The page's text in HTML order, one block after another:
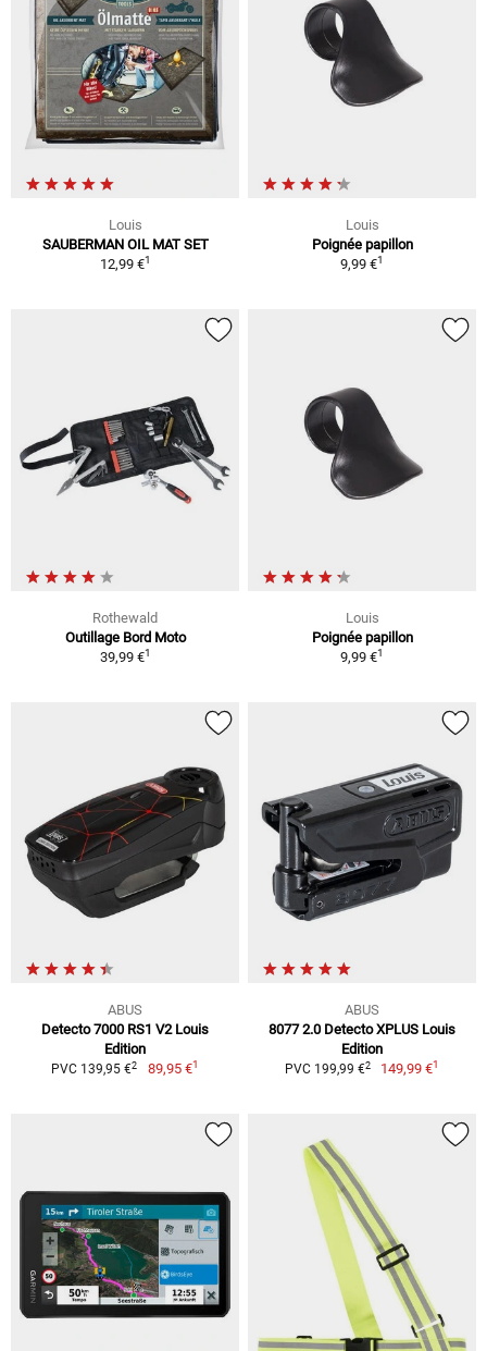
Louis
SAUBERMAN OIL MAT SET
12,99 €1
Louis
Poignée papillon
9,99 €1
Rothewald
Outillage Bord Moto
39,99 €1
Louis
Poignée papillon
9,99 €1
ABUS
Detecto 7000 RS1 V2 Louis
Edition
PVC 139,95 €2 89,95 €1
ABUS
8077 2.0 Detecto XPLUS Louis
Edition
PVC 199,99 €2 149,99 €1